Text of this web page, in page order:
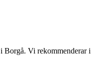
Borgå. Vi rekommenderar i